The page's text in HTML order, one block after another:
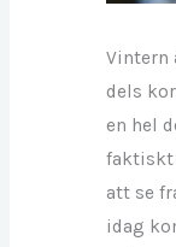
Vintern
dels
en hel
faktiskt
att se
idag